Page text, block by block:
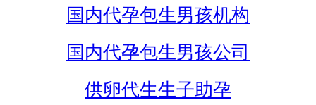
国内代孕包生男孩机构
国内代孕包生男孩公司
供卵代生生子助孕